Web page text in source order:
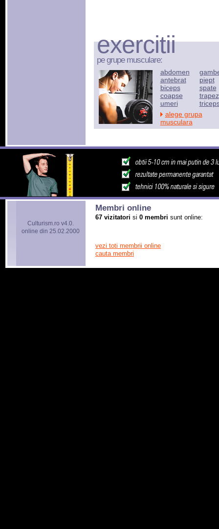
exercitii
pe grupe musculare:
abdomen
antebrat
biceps
coapse
umeri
piept
spate
trapez
alege grupa
musculara
Culturism.ro v4.0.
online din 25.02.2000
Membri online
67 vizitatori si 0 membri sunt online:
vezi toti membrii online
cauta membri